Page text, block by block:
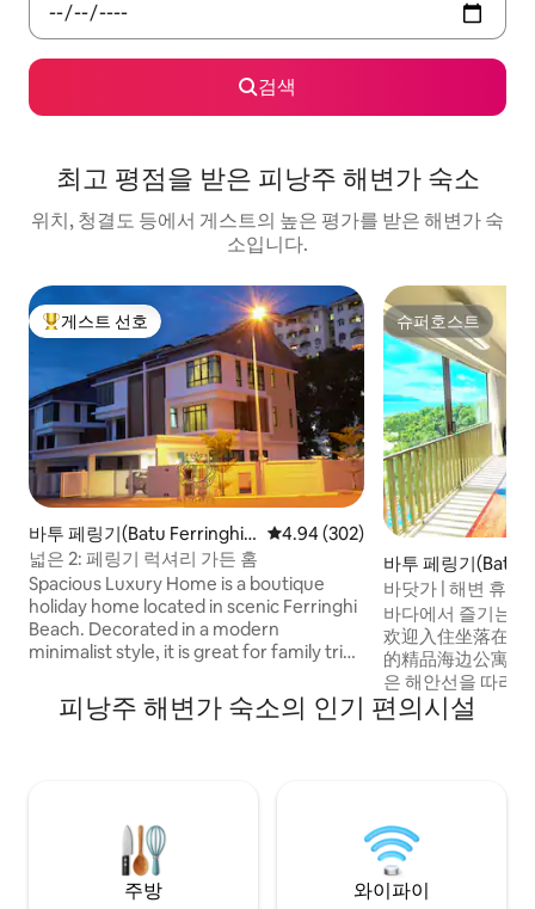
검색
최고 평점을 받은 피낭주 해변가 숙소
위치, 청결도 등에서 게스트의 높은 평가를 받은 해변가 숙
소입니다.
상위 게스트 선호
게스트 선호
바투 페링기(Batu Ferringhi)
의 집
평점 4.94점(5점 만점), 후기 302
4.94 (302)
넓은 2: 페링기 럭셔리 가든 홈
Spacious Luxury Home is a boutique
holiday home located in scenic Ferringhi
Beach. Decorated in a modern
minimalist style, it is great for family trips
10 minutes’ walk to the beach,
restaurants, bars, and vibrant night
foldable mattresses (see “Other details
슈퍼호스트
슈퍼호스트
바투 페링기(Batu
의 콘도미니엄
바닷가 | 해변 휴양
바다에서 즐기는
欢迎入住坐落在槟
的精品海边公寓！ 하드록과 파크로열과 같
은 해안선을 따라
요. 아름다운 바다
대담한 색상, 자연
해변 애호가에게
식을 취하며 페낭
하세요!
피낭주 해변가 숙소의 인기 편의시설
주방 와이파이